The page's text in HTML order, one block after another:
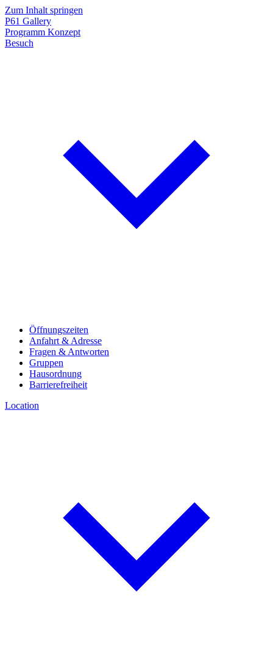
Zum Inhalt springen
P61 Gallery
Programm Konzept
Besuch
Öffnungszeiten
Anfahrt & Adresse
Fragen & Antworten
Gruppen
Hausordnung
Barrierefreiheit
Location